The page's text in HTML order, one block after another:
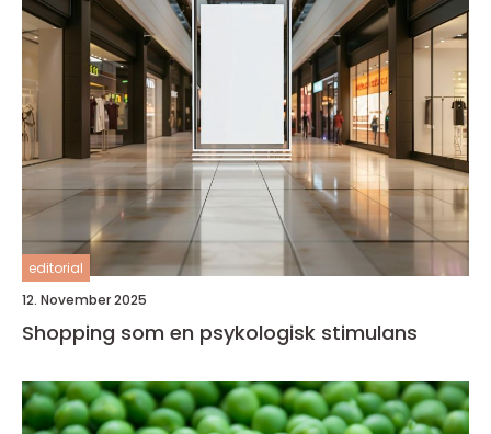
editorial
12. November 2025
Shopping som en psykologisk stimulans